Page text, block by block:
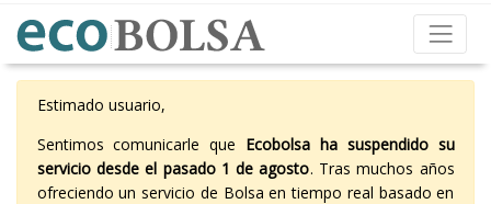
Estimado usuario,
Sentimos comunicarle que Ecobolsa ha suspendido su
servicio desde el pasado 1 de agosto. Tras muchos años
ofreciendo un servicio de Bolsa en tiempo real basado en